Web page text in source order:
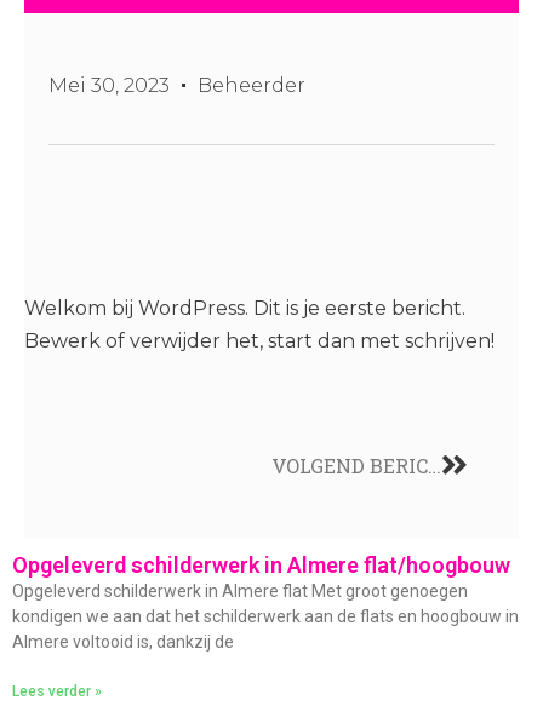
Mei 30, 2023 Beheerder
Welkom bij WordPress. Dit is je eerste bericht.
Bewerk of verwijder het, start dan met schrijven!
VOLGEND BERICHT
Opgeleverd schilderwerk in Almere flat/hoogbouw
Opgeleverd schilderwerk in Almere flat Met groot genoegen
kondigen we aan dat het schilderwerk aan de flats en hoogbouw in
Almere voltooid is, dankzij de
Lees verder »